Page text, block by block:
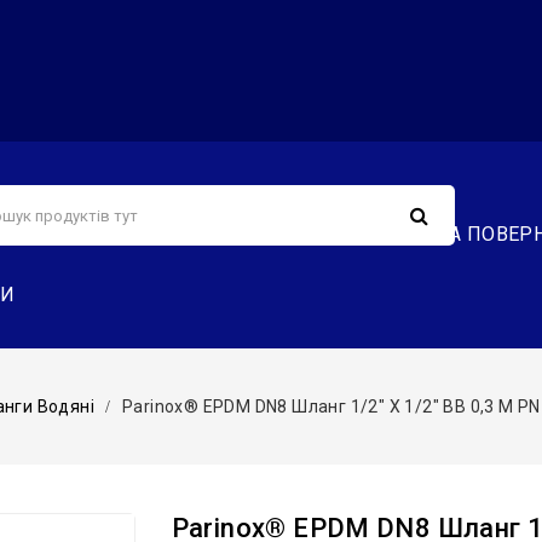
ОБМІН ТА
Водяні Parinox® EPDM DN8 Шланг 1/2″ Х 1/2″ ВВ 0,3 М
Parinox® EPDM DN8 Шланг